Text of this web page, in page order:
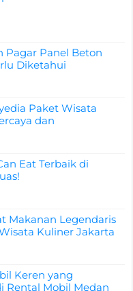
Pagar Panel Beton
Diketahui
Paket Wisata
dan
Eat Terbaik di
Makanan Legendaris
Kuliner Jakarta
Keren yang
Rental Mobil Medan